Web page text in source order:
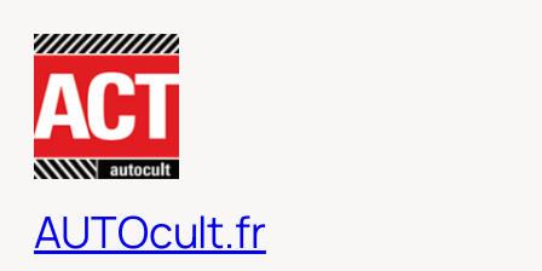
contenu
AUTOcult.fr